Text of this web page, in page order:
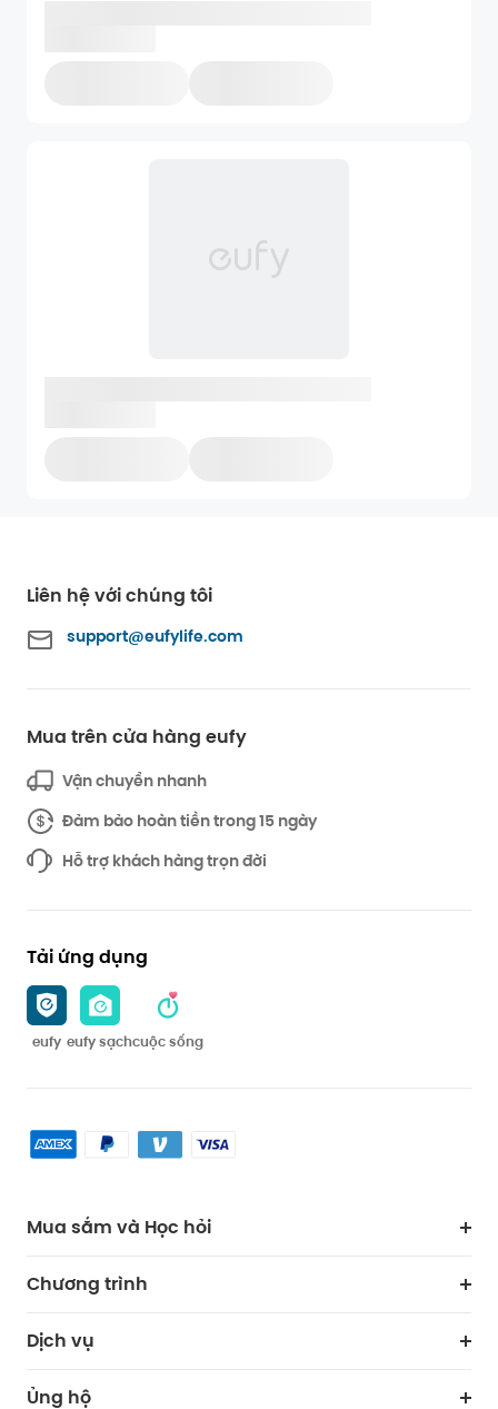
Liên hệ với chúng tôi
support@eufylife.com
Mua trên cửa hàng eufy
Vận chuyển nhanh
Đảm bảo hoàn tiền trong 15 ngày
Hỗ trợ khách hàng trọn đời
Tải ứng dụng
eufy eufy sạchcuộc sống
Mua sắm và Học hỏi
Chương trình
Dịch vụ
Ủng hộ